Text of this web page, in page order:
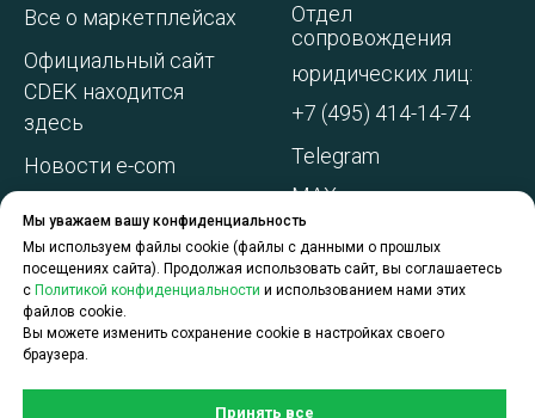
Мы уважаем вашу конфиденциальность
Мы используем файлы cookie (файлы с данными о прошлых
посещениях сайта). Продолжая использовать сайт, вы соглашаетесь
с Политикой конфиденциальности и использованием нами этих
файлов cookie.
Вы можете изменить сохранение cookie в настройках своего
браузера.
Принять все
Все о маркетплейсах
Официальный сайт
CDEK находится
здесь
Новости e-com
Акции и
спецпредложения
О компании
Отдел
сопровождения
юридических лиц:
+7 (495) 414-14-74
Telegram
MAX